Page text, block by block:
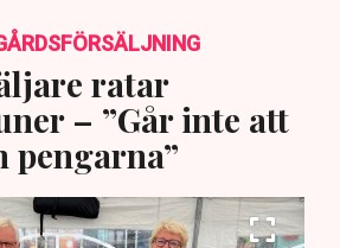
ratar
– ”Går inte att
pengarna”